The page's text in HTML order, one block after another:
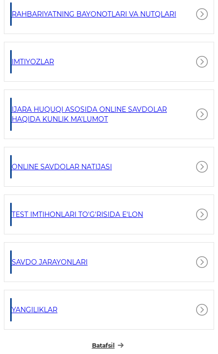
RAHBARIYATNING BAYONOTLARI VA NUTQLARI
IMTIYOZLAR
IJARA HUQUQI ASOSIDA ONLINE SAVDOLAR
HAQIDA KUNLIK MA'LUMOT
ONLINE SAVDOLAR NATIJASI
TEST IMTIHONLARI TO'G'RISIDA E'LON
SAVDO JARAYONLARI
YANGILIKLAR
Batafsil